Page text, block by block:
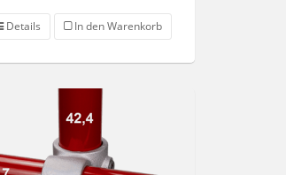
Details In den Warenkorb